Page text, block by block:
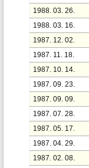
1988. 03. 26.
1988. 03. 16.
1987. 12. 02.
1987. 11. 18.
1987. 10. 14.
1987. 09. 23.
1987. 09. 09.
1987. 07. 28.
1987. 05. 17.
1987. 04. 29.
1987. 02. 08.